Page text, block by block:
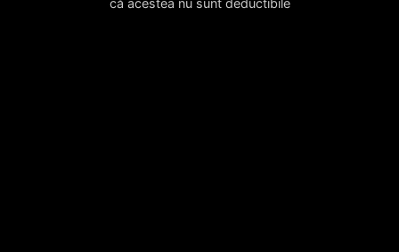
că acestea nu sunt deductibile